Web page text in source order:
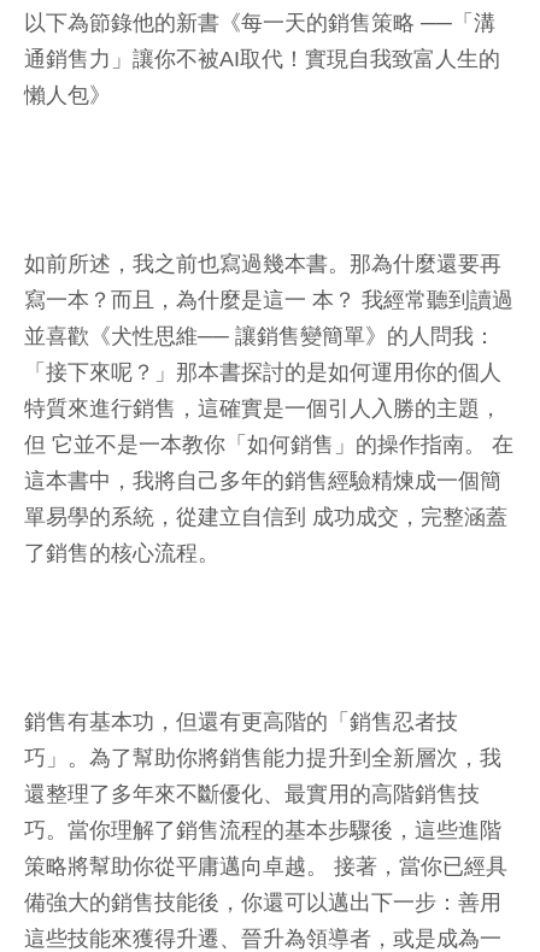
以下為節錄他的新書《每一天的銷售策略 ──「溝
通銷售力」讓你不被AI取代！實現自我致富人生的
懶人包》
如前所述，我之前也寫過幾本書。那為什麼還要再
寫一本？而且，為什麼是這一 本？ 我經常聽到讀過
並喜歡《犬性思維── 讓銷售變簡單》的人問我：
「接下來呢？」那本書探討的是如何運用你的個人
特質來進行銷售，這確實是一個引人入勝的主題，
但 它並不是一本教你「如何銷售」的操作指南。 在
這本書中，我將自己多年的銷售經驗精煉成一個簡
單易學的系統，從建立自信到 成功成交，完整涵蓋
了銷售的核心流程。
銷售有基本功，但還有更高階的「銷售忍者技
巧」。為了幫助你將銷售能力提升到全新層次，我
還整理了多年來不斷優化、最實用的高階銷售技
巧。當你理解了銷售流程的基本步驟後，這些進階
策略將幫助你從平庸邁向卓越。 接著，當你已經具
備強大的銷售技能後，你還可以邁出下一步：善用
這些技能來獲得升遷、晉升為領導者，或是成為一